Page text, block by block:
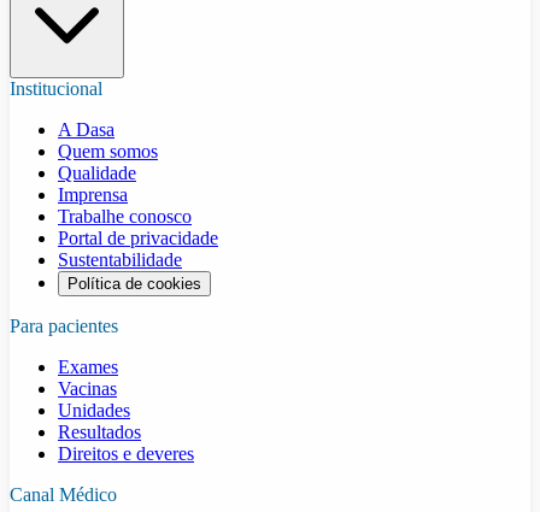
Institucional
A Dasa
Quem somos
Qualidade
Imprensa
Trabalhe conosco
Portal de privacidade
Sustentabilidade
Política de cookies
Para pacientes
Exames
Vacinas
Unidades
Resultados
Direitos e deveres
Canal Médico